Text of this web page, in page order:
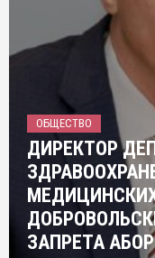
ОБЩЕСТВО
ДИРЕКТОР
ЗАПРЕТА